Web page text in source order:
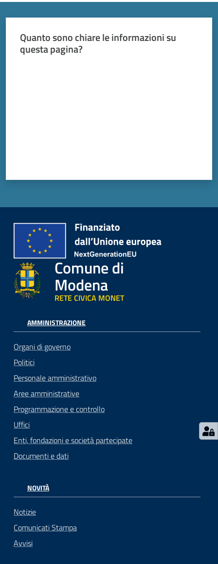
Quanto sono chiare le informazioni su
questa pagina?
Comune di
Modena
RETE CIVICA MONET
AMMINISTRAZIONE
Organi di governo
Politici
Personale amministrativo
Aree amministrative
Programmazione e controllo
Uffici
Enti, fondazioni e società partecipate
Documenti e dati
NOVITÀ
Notizie
Comunicati Stampa
Avvisi